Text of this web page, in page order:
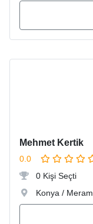
Mehmet Kertik
0.0
0 Kişi Seçti
Konya / Meram